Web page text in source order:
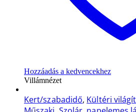
Hozzáadás a kedvencekhez
Villámnézet
Kert/szabadidő, Kültéri